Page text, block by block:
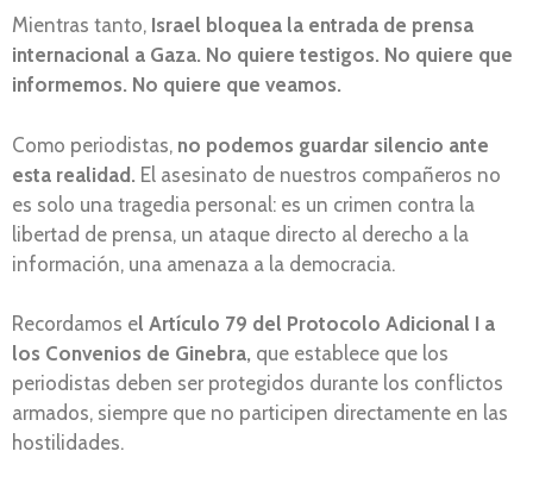
Mientras tanto, Israel bloquea la entrada de prensa
internacional a Gaza. No quiere testigos. No quiere que
informemos. No quiere que veamos.
Como periodistas, no podemos guardar silencio ante
esta realidad. El asesinato de nuestros compañeros no
es solo una tragedia personal: es un crimen contra la
libertad de prensa, un ataque directo al derecho a la
información, una amenaza a la democracia.
Recordamos el Artículo 79 del Protocolo Adicional I a
los Convenios de Ginebra, que establece que los
periodistas deben ser protegidos durante los conflictos
armados, siempre que no participen directamente en las
hostilidades.